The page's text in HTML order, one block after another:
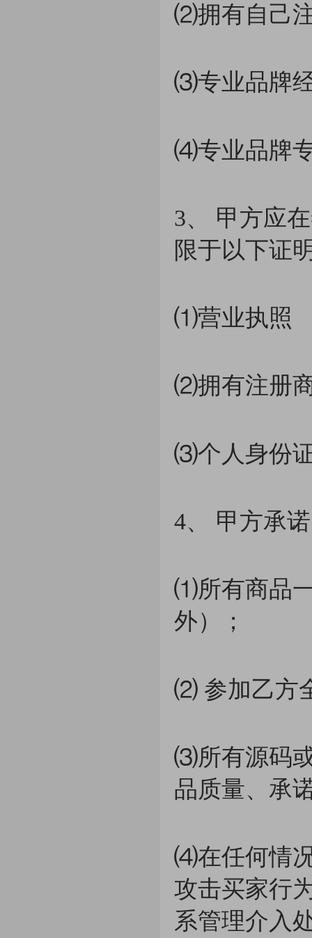
⑵拥有自己
⑶专业品牌
⑷专业品牌
3、 甲方应
限于以下证
⑴营业执照
⑵拥有注册
⑶个人身份
4、 甲方承
⑴所有商品
外）；
⑵ 参加乙方
⑶所有源码
品质量、承
⑷在任何情
攻击买家行
系管理介入